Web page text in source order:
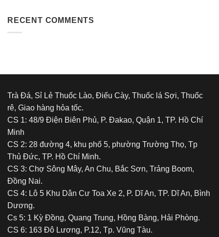
sử
chất
hoặc
gây
RECENT COMMENTS
Trà Đá, Sỉ Lẻ Thuốc Lào, Điếu Cày, Thuốc lá Sợi, Thuốc
rê, Giao hàng hỏa tốc.
CS 1: 48/9 Điện Biên Phủ, P. Đakao, Quận 1, TP. Hồ Chí
Minh
CS 2: 28 đường 4, khu phố 5, phường Trường Thọ, Tp
Thủ Đức, TP. Hồ Chí Minh.
CS 3: Chợ Sông Mây, An Chu, Bắc Sơn, Trảng Boom,
Đồng Nai.
CS 4: Lô 5 Khu Dân Cư Toa Xe 2, P. Dĩ An, TP. Dĩ An, Bình
Dương.
Cs 5: 1 Kỳ Đồng, Quang Trung, Hồng Bàng, Hải Phòng.
CS 6: 163 Đô Lương, P.12, Tp. Vũng Tàu.